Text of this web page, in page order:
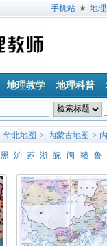
手机站 ★ 地
地理教学 地理科普
华北地图 > 内蒙古地图 >
黑 沪 苏 浙 皖 闽 赣 鲁